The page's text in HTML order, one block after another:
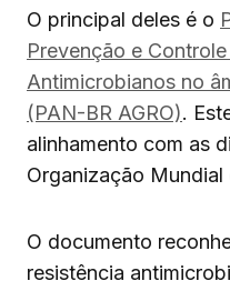
O principal deles é o
Prevenção e
Antimicrobianos no
(PAN-BR AGRO).
alinhamento com as
Organização Mundial
O documento
resistência